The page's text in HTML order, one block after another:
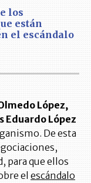
los
están
el escándalo
López,
Eduardo López
De esta
para que ellos
el escándalo